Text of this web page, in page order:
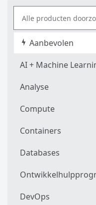
Aanbevolen
AI + Machine
Analyse
Compute
Containers
Databases
DevOps